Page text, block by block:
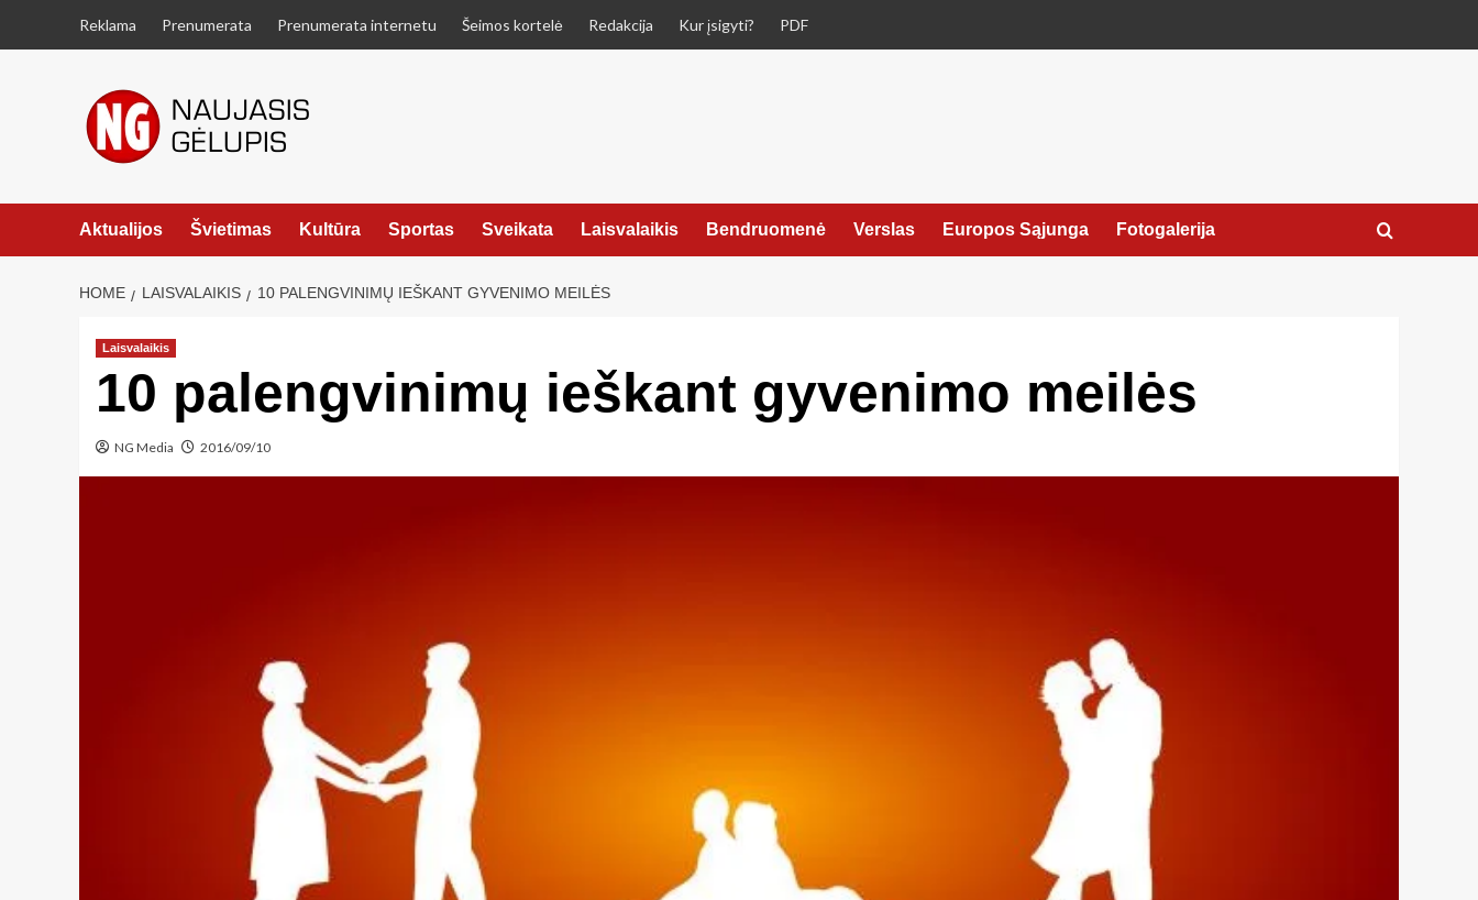
Reklama Prenumerata Prenumerata internetu Šeimos kortelė Redakcija Kur įsigyti? PDF
Aktualijos Švietimas Kultūra Sportas Sveikata Laisvalaikis Bendruomenė Verslas Europos Sąjunga Fotogalerija
HOME LAISVALAIKIS 10 PALENGVINIMŲ IEŠKANT GYVENIMO MEILĖS
Laisvalaikis
10 palengvinimų ieškant gyvenimo meilės
NG Media 2016/09/10